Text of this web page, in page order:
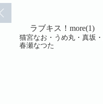
ラブキス！more(1)
猫宮なお・うめ丸・真坂・
春瀬なつた